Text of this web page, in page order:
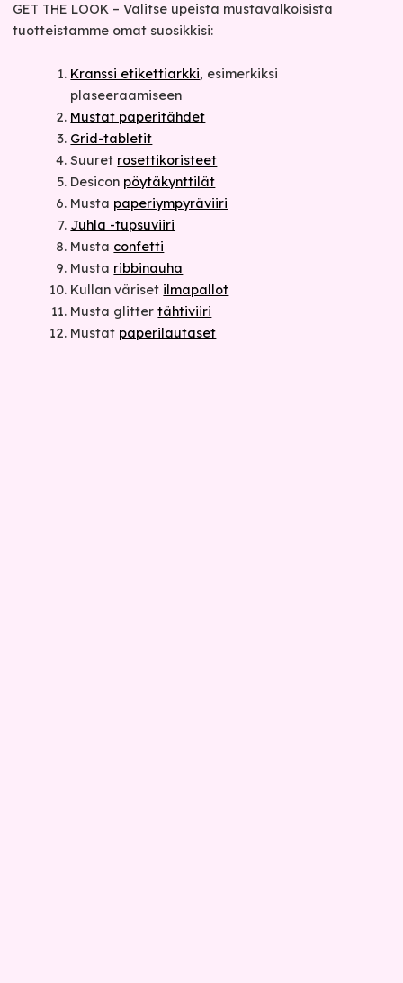
GET THE LOOK – Valitse upeista mustavalkoisista
tuotteistamme omat suosikkisi:
Kranssi etikettiarkki, esimerkiksi
plaseeraamiseen
Mustat paperitähdet
Grid-tabletit
Suuret rosettikoristeet
Desicon pöytäkynttilät
Musta paperiympyräviiri
Juhla -tupsuviiri
Musta confetti
Musta ribbinauha
Kullan väriset ilmapallot
Musta glittertähtiviiri
Mustat paperilautaset